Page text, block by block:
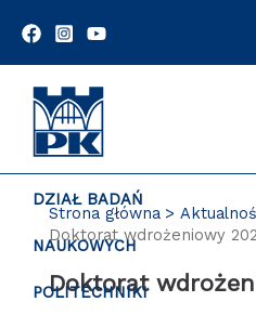
DZIAŁ BADAŃ
NAUKOWYCH
POLITECHNIKI
Strona główna
Doktorat wdrożeniowy
Doktorat